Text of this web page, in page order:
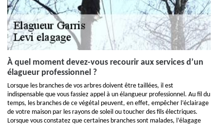
À quel moment devez-vous recourir aux services d’un
élagueur professionnel ?
Lorsque les branches de vos arbres doivent être taillées, il est
indispensable que vous fassiez appel à un élangueur professionnel. Au fil du
temps, les branches de ce végétal peuvent, en effet, empêcher l’éclairage
de votre maison par les rayons de soleil ou toucher des fils électriques.
Lorsque vous constatez que certaines branches sont malades, l’élagage